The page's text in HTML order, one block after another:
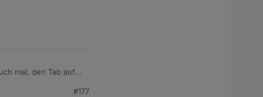
mal, den Tab auf
#177